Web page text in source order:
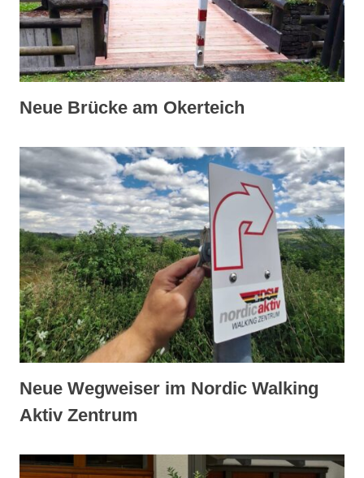
Neue Brücke am Okerteich
Neue Wegweiser im Nordic Walking
Aktiv Zentrum